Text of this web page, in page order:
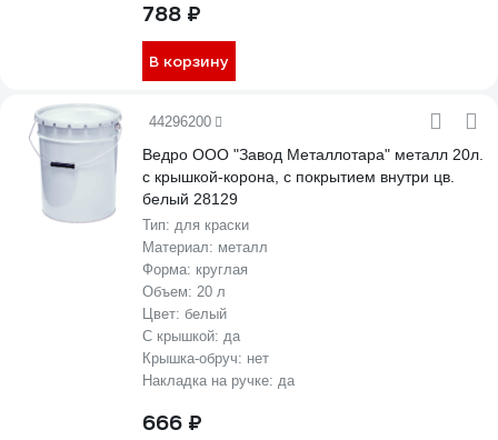
788 ₽
В корзину
44296200
Ведро ООО "Завод Металлотара" металл 20л.
с крышкой-корона, с покрытием внутри цв.
белый 28129
Тип: для краски
Материал: металл
Форма: круглая
Объем: 20 л
Цвет: белый
С крышкой: да
Крышка-обруч: нет
Накладка на ручке: да
666 ₽